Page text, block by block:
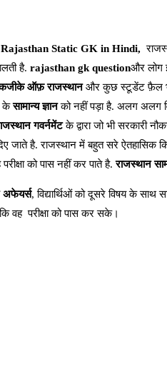
Rajasthan Static GK in Hindi,
है. rajasthan gk questionऔर लोग
ऑफ़ राजस्थानऔर कुछ स्टूडेंट फ़ैल भी
केसामान्य ज्ञानको नहीं पड़ा है. अलग अलग
गवर्नमेंटके द्वारा जो भी सरकारी
जाते है. राजस्थान में बहुत सरे ऐतहासिक
को पास नहीं कर पाते है.राजस्थान
अफेयर्स, विद्यार्थिओं को दूसरे विषय के साथ
वह परीक्षा को पास कर सके।